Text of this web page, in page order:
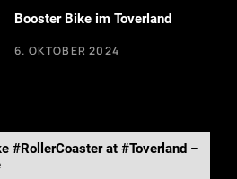
Booster Bike im Toverland
6. OKTOBER 2024
#RollerCoaster at #Toverland –